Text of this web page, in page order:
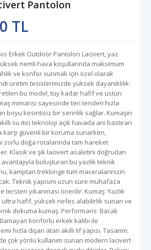
Pantolon
TL
Erkek Outdoor Pantolon Lacivert, yaz
nemli hava koşullarında maksimum
ve konfor sunmak için özel olarak
üretim tesislerimizde yüksek dayanıklılık
bu model, tüy kadar hafif ve üstün
mimarisi sayesinde teri tenden hızla
boyu kesintisiz bir serinlik sağlar. Kumaşın
su itici teknoloji açık havada ani bastıran
karşı güvenli bir koruma sunarken,
zorlu doğa rotalarında tam hareket
Klasik ve şık lacivert asaletini doğrudan
avantajıyla buluşturan bu yazlık teknik
kamptan trekkinge tüm maceralarınızın
Teknik yapısını uzun süre muhafaza
tersten yıkanması önerilir. Kumaş: Yazlık
ultra hafif, yüksek nefes alabilirlik sunan ve
dokuma kumaş. Performans: Bacak
konforlu erkek kalıbı ile
hızla dışarı atan akıllı lif yapısı. Tasarım:
çok yönlü kullanım sunan modern lacivert